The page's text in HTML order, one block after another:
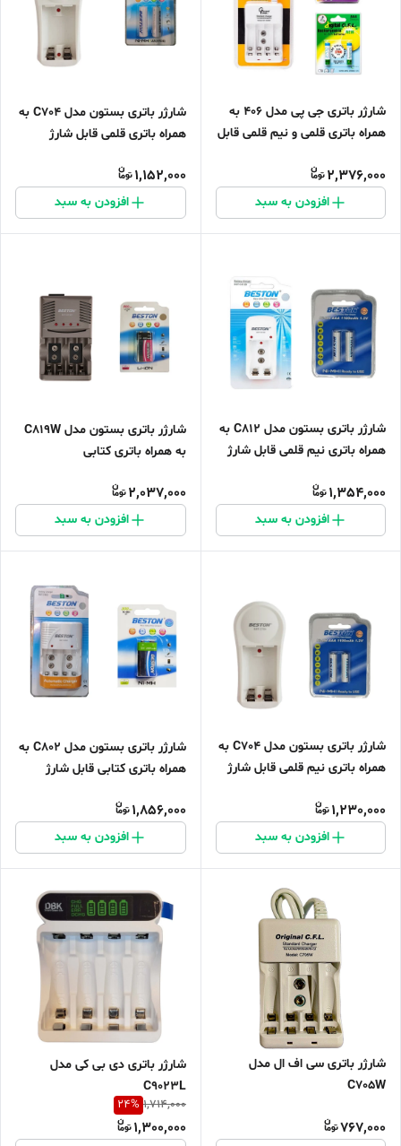
شارژر باتری جی پی مدل 406 به
همراه باتری قلمی و نیم قلمی قابل
2,376,000
افزودن به سبد
شارژر باتری بستون مدل C704 به
همراه باتری قلمی قابل شارژ
1,152,000
افزودن به سبد
شارژر باتری بستون مدل C812 به
همراه باتری نیم قلمی قابل شارژ
1,354,000
افزودن به سبد
شارژر باتری بستون مدل C819W
به همراه باتری کتابی
2,037,000
افزودن به سبد
شارژر باتری بستون مدل C704 به
همراه باتری نیم قلمی قابل شارژ
1,230,000
افزودن به سبد
شارژر باتری بستون مدل C802 به
همراه باتری کتابی قابل شارژ
1,856,000
افزودن به سبد
شارژر باتری سی اف ال مدل
C705W
767,000
شارژر باتری دی بی کی مدل
C9023L
1,714,000
24%
1,300,000